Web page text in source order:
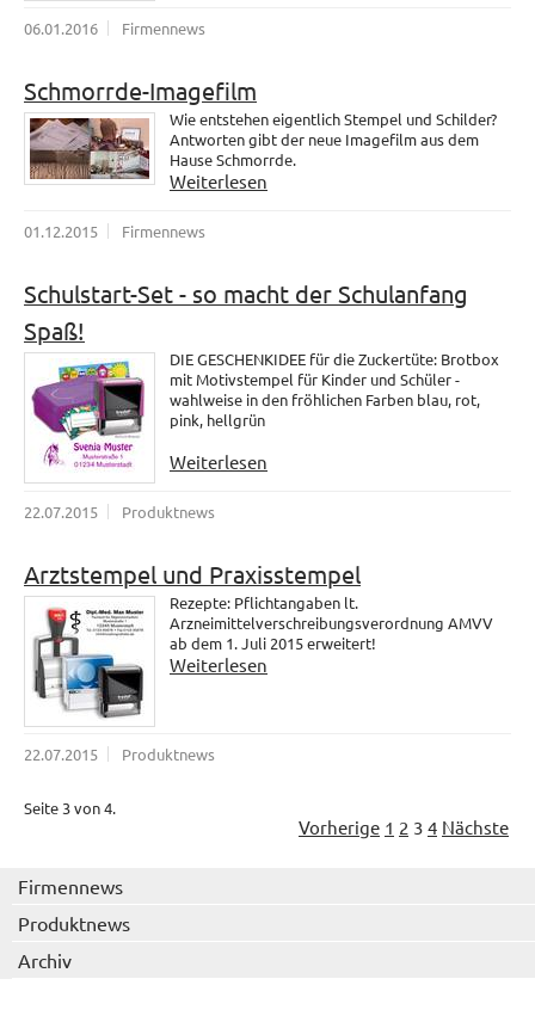
06.01.2016 Firmennews
Schmorrde-Imagefilm
Wie entstehen eigentlich Stempel und Schilder?
Antworten gibt der neue Imagefilm aus dem
Hause Schmorrde.
Weiterlesen
01.12.2015 Firmennews
Schulstart-Set - so macht der Schulanfang
Spaß!
DIE GESCHENKIDEE für die Zuckertüte: Brotbox
mit Motivstempel für Kinder und Schüler -
wahlweise in den fröhlichen Farben blau, rot,
pink, hellgrün
Weiterlesen
22.07.2015 Produktnews
Arztstempel und Praxisstempel
Rezepte: Pflichtangaben lt.
Arzneimittelverschreibungsverordnung AMVV
ab dem 1. Juli 2015 erweitert!
Weiterlesen
22.07.2015 Produktnews
Seite 3 von 4.
Vorherige 1 2 3 4 Nächste
Firmennews
Produktnews
Archiv